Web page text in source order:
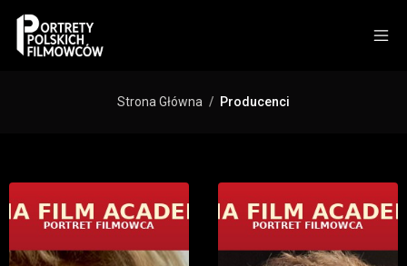
Strona Główna Producenci